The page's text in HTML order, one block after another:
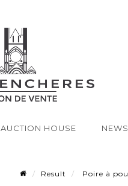
AUCTION HOUSE NEWS
Result
Poire à